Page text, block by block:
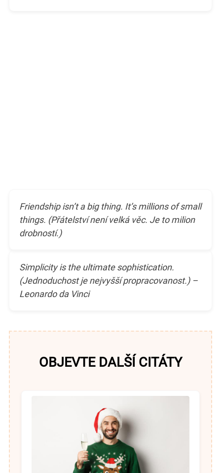
Friendship isn’t a big thing. It’s millions of small
things. (Přátelství není velká věc. Je to milion
drobností.)
Simplicity is the ultimate sophistication.
(Jednoduchost je nejvyšší propracovanost.) –
Leonardo da Vinci
OBJEVTE DALŠÍ CITÁTY